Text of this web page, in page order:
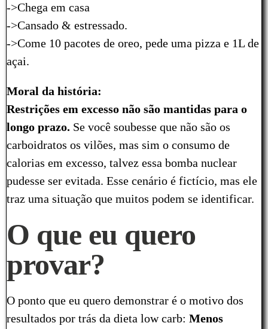
->Chega em casa
->Cansado & estressado.
->Come 10 pacotes de oreo, pede uma pizza e 1L de
açai.
Moral da história:
Restrições em excesso não são mantidas para o
longo prazo. Se você soubesse que não são os
carboidratos os vilões, mas sim o consumo de
calorias em excesso, talvez essa bomba nuclear
pudesse ser evitada. Esse cenário é fictício, mas ele
traz uma situação que muitos podem se identificar.
O que eu quero
provar?
O ponto que eu quero demonstrar é o motivo dos
resultados por trás da dieta low carb: Menos